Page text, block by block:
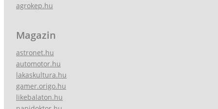
agrokep.hu
Magazin
astronet.hu
automotor.hu
lakaskultura.hu
gamer.origo.hu
likebalaton.hu